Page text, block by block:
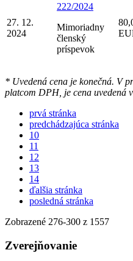
27. 12.
2024
222/2024
Mimoriadny
členský
príspevok
* Uvedená cena je konečná. V
platcom DPH, je cena uvedená
prvá stránka
predchádzajúca stránka
10
11
12
13
14
ďalšia stránka
posledná stránka
Zobrazené 276-300 z 1557
Zverejňovanie